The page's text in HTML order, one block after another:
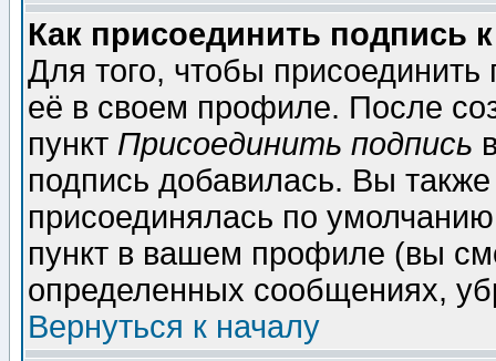
Как присоединить подпись
Для того, чтобы
её в своем профиле. После
пункт Присоединить подпись
подпись добавилась. Вы
присоединялась по
пункт в вашем профиле (вы
определенных сообщениях,
Вернуться к началу